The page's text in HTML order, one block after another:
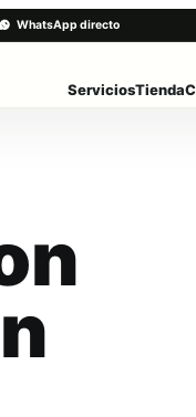
WhatsApp directo
ServiciosTienda